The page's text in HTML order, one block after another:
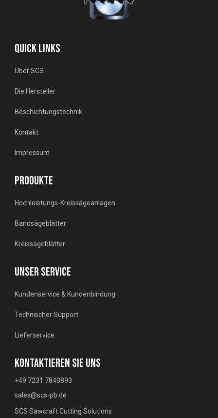
QUICK LINKS
Über SCS
Die Hersteller
Beschichtungstechnik
Kontakt
Impressum
PRODUKTE
Hochleistungs-Kreissägeanlagen
Bandsägeblätter
Kreissägeblätter
UNSER SERVICE
Kundenservice & Kundenbindung
Technischer Support
Lieferservice
KONTAKTIEREN SIE UNS
+49 7231 7840893
sales@scs-pb.de
SCS Sawcraft Cutting Solutions